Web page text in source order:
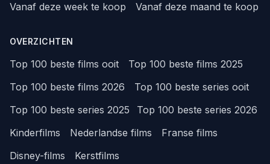
Vanaf deze week te koop
Vanaf deze maand te koop
OVERZICHTEN
Top 100 beste films ooit
Top 100 beste films 2025
Top 100 beste films 2026
Top 100 beste series ooit
Top 100 beste series 2025
Top 100 beste series 2026
Kinderfilms
Nederlandse films
Franse films
Disney-films
Kerstfilms